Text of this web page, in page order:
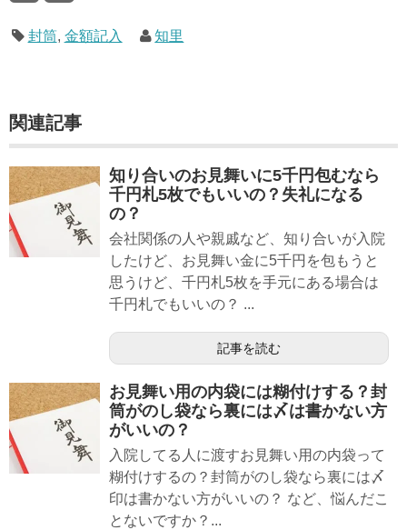
封筒, 金額記入 知里
関連記事
知り合いのお見舞いに5千円包むなら
千円札5枚でもいいの？失礼になる
の？
会社関係の人や親戚など、知り合いが入院
したけど、お見舞い金に5千円を包もうと
思うけど、千円札5枚を手元にある場合は
千円札でもいいの？ ...
記事を読む
お見舞い用の内袋には糊付けする？封
筒がのし袋なら裏には〆は書かない方
がいいの？
入院してる人に渡すお見舞い用の内袋って
糊付けするの？封筒がのし袋なら裏には〆
印は書かない方がいいの？ など、悩んだこ
とないですか？...